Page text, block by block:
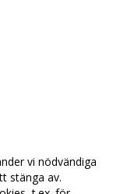
vi nödvändiga
stänga av.